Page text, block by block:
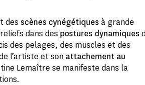
des scènes cynégétiques à grande
dans des postures dynamiques
des pelages, des muscles et des
l’artiste et son attachement au
Lemaître se manifeste dans la